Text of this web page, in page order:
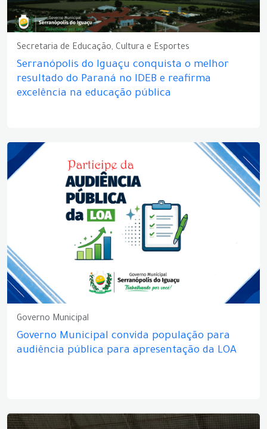
Secretaria de Educação, Cultura e Esportes
Serranópolis do Iguaçu conquista o melhor
resultado do Paraná no IDEB e reafirma
excelência na educação pública
Governo Municipal
Governo Municipal convida população para
audiência pública para apresentação da LOA